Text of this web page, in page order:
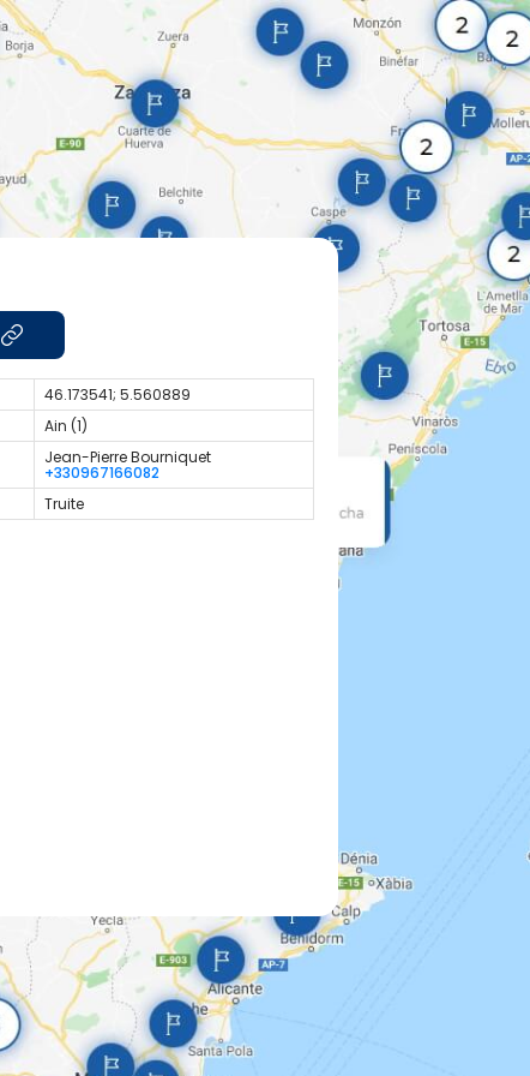
46.173541; 5.560889
Ain (1)
Jean-Pierre Bourniquet
+330967166082
Truite